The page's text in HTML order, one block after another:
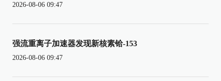
2026-08-06 09:47
强流重离子加速器发现新核素铪-153
2026-08-06 09:47